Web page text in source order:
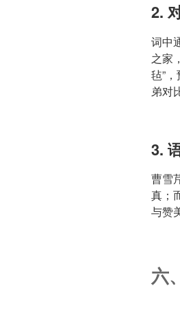
2.
词中
之家
毡”
弟对
3.
曹雪
真；
与赞
六